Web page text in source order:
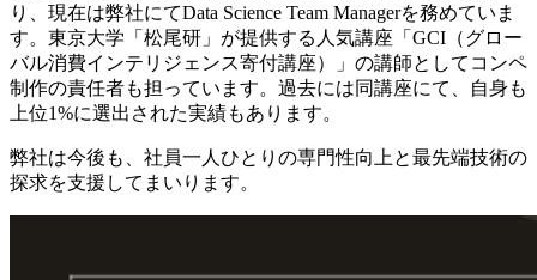
り、現在は弊社にてData Science Team Managerを務めていま
す。東京大学「松尾研」が提供する人気講座「GCI（グロー
バル消費インテリジェンス寄付講座）」の講師としてコンペ
制作の責任者も担っています。過去には同講座にて、自身も
上位1%に選出された実績もあります。
弊社は今後も、社員一人ひとりの専門性向上と最先端技術の
探求を支援してまいります。